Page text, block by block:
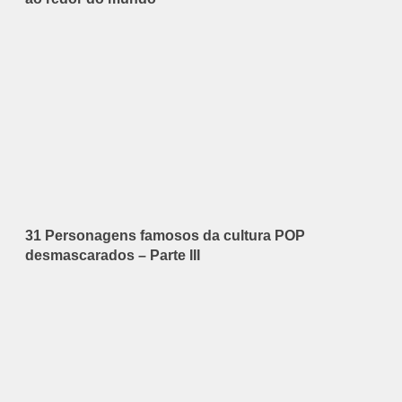
31 Personagens famosos da cultura POP
desmascarados – Parte III